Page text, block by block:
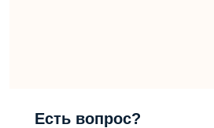
Есть вопрос?